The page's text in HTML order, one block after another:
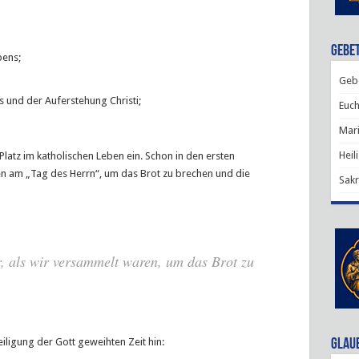
und der Auferstehung Christi;
im katholischen Leben ein. Schon in den ersten
am „Tag des Herrn“, um das Brot zu brechen und die
als wir versammelt waren, um das Brot zu
der Gott geweihten Zeit hin: